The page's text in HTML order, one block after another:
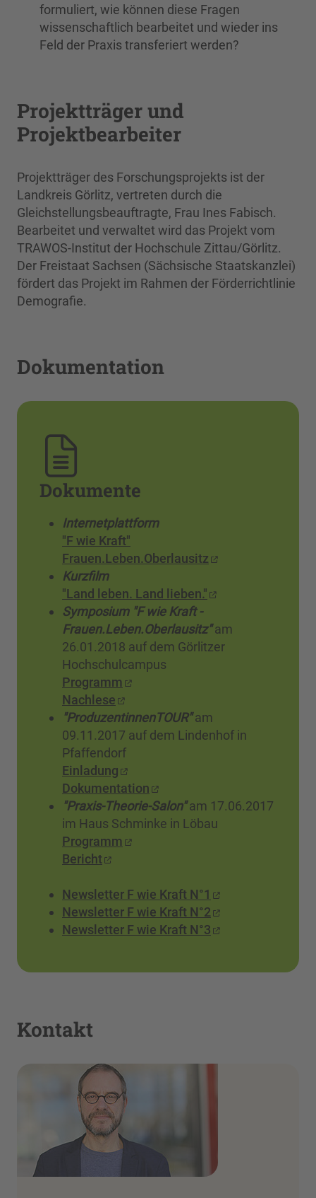
formuliert, wie können diese Fragen
wissenschaftlich bearbeitet und wieder ins
Feld der Praxis transferiert werden?
Projektträger und
Projektbearbeiter
Projektträger des Forschungsprojekts ist der
Landkreis Görlitz, vertreten durch die
Gleichstellungsbeauftragte, Frau Ines Fabisch.
Bearbeitet und verwaltet wird das Projekt vom
TRAWOS-Institut der Hochschule Zittau/Görlitz.
Der Freistaat Sachsen (Sächsische Staatskanzlei)
fördert das Projekt im Rahmen der Förderrichtlinie
Demografie.
Dokumentation
Dokumente
Internetplattform
"F wie Kraft"
Frauen.Leben.Oberlausitz
Kurzfilm
"Land leben. Land lieben."
Symposium "F wie Kraft -
Frauen.Leben.Oberlausitz"am
26.01.2018 auf dem Görlitzer
Hochschulcampus
Programm
Nachlese
"ProduzentinnenTOUR" am
09.11.2017 auf dem Lindenhof in
Pfaffendorf
Einladung
Dokumentation
"Praxis-Theorie-Salon" am 17.06.2017
im Haus Schminke in Löbau
Programm
Bericht
Newsletter F wie Kraft N°1
Newsletter F wie Kraft N°2
Newsletter F wie Kraft N°3
Kontakt